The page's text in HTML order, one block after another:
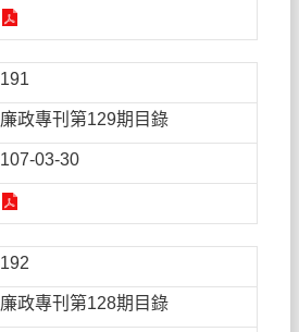
191
廉政專刊第129期目錄
107-03-30
192
廉政專刊第128期目錄